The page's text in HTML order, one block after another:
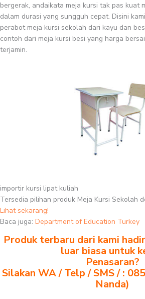
bergerak, andaikata meja kursi tak pas kuat
dalam durasi yang sungguh cepat. Disini
perabot meja kursi sekolah dari kayu dan
contoh dari meja kursi besi yang harga
terjamin.
importir kursi lipat kuliah
Tersedia pilihan produk Meja Kursi Sekolah
Lihat sekarang!
Baca juga: Department of Education Turkey
Produk terbaru dari kami
luar biasa untuk
Penasaran?
Silakan WA / Telp / SMS / :
Nanda)